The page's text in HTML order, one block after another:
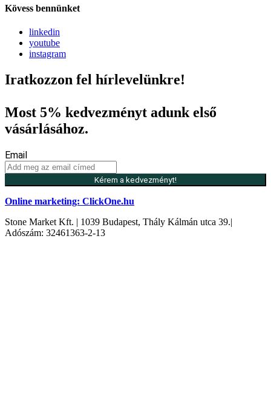
Kövess bennünket
linkedin
youtube
instagram
Iratkozzon fel hírlevelünkre!
Most 5% kedvezményt adunk első
vásárlásához.
Email
Kérem a kedvezményt!
Online marketing: ClickOne.hu
Stone Market Kft. | 1039 Budapest, Thály Kálmán utca 39.|
Adószám: 32461363-2-13